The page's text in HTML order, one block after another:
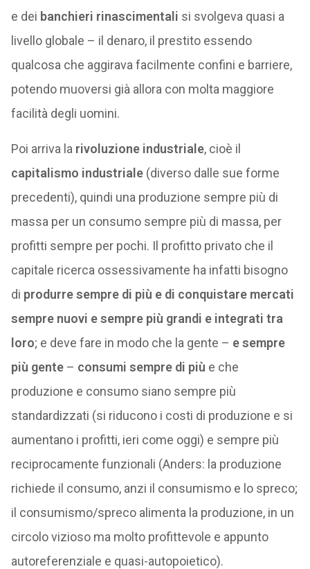
e dei banchieri rinascimentali si svolgeva quasi a
livello globale – il denaro, il prestito essendo
qualcosa che aggirava facilmente confini e barriere,
potendo muoversi già allora con molta maggiore
facilità degli uomini.
Poi arriva la rivoluzione industriale, cioè il
capitalismo industriale(diverso dalle sue forme
precedenti), quindi una produzione sempre più di
massa per un consumo sempre più di massa, per
profitti sempre per pochi. Il profitto privato che il
capitale ricerca ossessivamente ha infatti bisogno
di produrre sempre di più e di conquistare mercati
sempre nuovi e sempre più grandi e integrati tra
loro; e deve fare in modo che la gente – e sempre
più gente– consumi sempre di più e che
produzione e consumo siano sempre più
standardizzati (si riducono i costi di produzione e si
aumentano i profitti, ieri come oggi) e sempre più
reciprocamente funzionali (Anders: la produzione
richiede il consumo, anzi il consumismo e lo spreco;
il consumismo/spreco alimenta la produzione, in un
circolo vizioso ma molto profittevole e appunto
autoreferenziale e quasi-autopoietico).